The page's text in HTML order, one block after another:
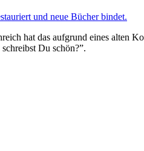
hat das aufgrund eines alten
Du schön?”.